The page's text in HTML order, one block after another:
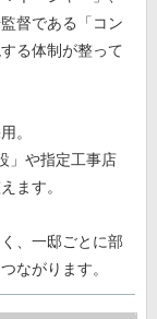
督である「コン
る体制が整って
。
」や指定工事店
ます。
、一邸ごとに部
ながります。